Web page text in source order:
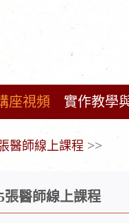
座視頻 實作教學
醫師線上課程 >>
張醫師線上課程